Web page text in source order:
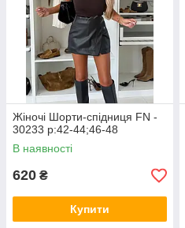
Жіночі Шорти-спідниця FN -
30233 р:42-44;46-48
В наявності
620 ₴
Купити